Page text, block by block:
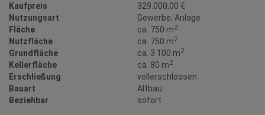
Kaufpreis
329.000,00 €
Nutzungsart
Gewerbe Anlage
Fläche
ca. 750 m2
Nutzfläche ca. 750 m2
Grundfläche ca. 3.100 m2
Kellerfläche ca. 80 m2
Erschließung
vollerschlossen
Bauart
Altbau
Beziehbar
sofort